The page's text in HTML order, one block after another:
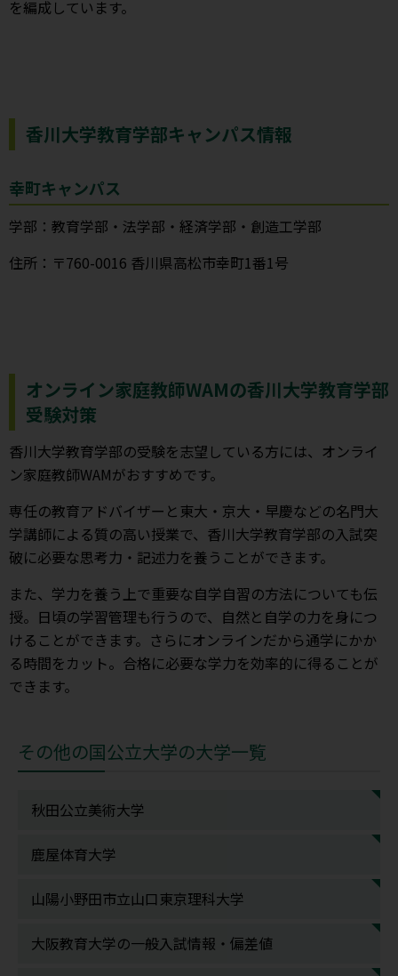
を編成しています。
香川大学教育学部キャンパス情報
幸町キャンパス
学部：教育学部・法学部・経済学部・創造工学部
住所：〒760-0016 香川県高松市幸町1番1号
オンライン家庭教師WAMの香川大学教育学部
受験対策
香川大学教育学部の受験を志望している方には、オンライ
ン家庭教師WAMがおすすめです。
専任の教育アドバイザーと東大・京大・早慶などの名門大
学講師による質の高い授業で、香川大学教育学部の入試突
破に必要な思考力・記述力を養うことができます。
また、学力を養う上で重要な自学自習の方法についても伝
授。日頃の学習管理も行うので、自然と自学の力を身につ
けることができます。さらにオンラインだから通学にかか
る時間をカット。合格に必要な学力を効率的に得ることが
できます。
その他の国公立大学の大学一覧
秋田公立美術大学
鹿屋体育大学
山陽小野田市立山口東京理科大学
大阪教育大学の一般入試情報・偏差値